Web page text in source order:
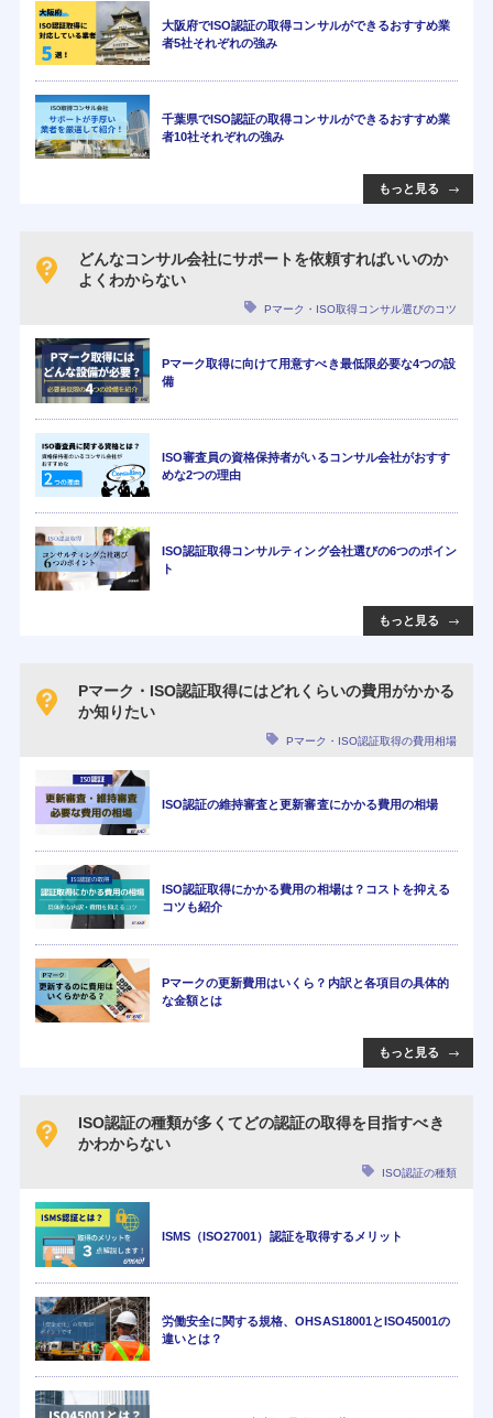
大阪府でISO認証の取得コンサルができるおすすめ業
者5社それぞれの強み
千葉県でISO認証の取得コンサルができるおすすめ業
者10社それぞれの強み
もっと見る
どんなコンサル会社にサポートを依頼すればいいのか
よくわからない
Pマーク・ISO取得コンサル選びのコツ
Pマーク取得に向けて用意すべき最低限必要な4つの設
備
ISO審査員の資格保持者がいるコンサル会社がおすす
めな2つの理由
ISO認証取得コンサルティング会社選びの6つのポイン
ト
もっと見る
Pマーク・ISO認証取得にはどれくらいの費用がかかる
か知りたい
Pマーク・ISO認証取得の費用相場
ISO認証の維持審査と更新審査にかかる費用の相場
ISO認証取得にかかる費用の相場は？コストを抑える
コツも紹介
Pマークの更新費用はいくら？内訳と各項目の具体的
な金額とは
もっと見る
ISO認証の種類が多くてどの認証の取得を目指すべき
かわからない
ISO認証の種類
ISMS（ISO27001）認証を取得するメリット
労働安全に関する規格、OHSAS18001とISO45001の
違いとは？